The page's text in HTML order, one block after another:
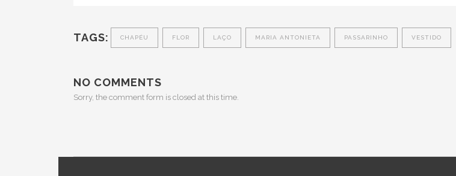
TAGS: CHAPÉU FLOR LAÇO MARIA ANTONIETA PASSARINHO VESTIDO
NO COMMENTS
Sorry, the comment form is closed at this time.